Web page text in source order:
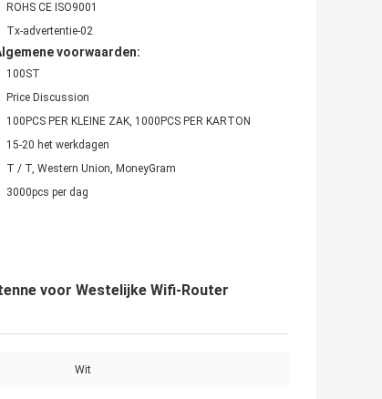
ROHS CE ISO9001
Tx-advertentie-02
voorwaarden:
100ST
Price Discussion
100PCS PER KLEINE ZAK, 1000PCS PER KARTON
15-20 het werkdagen
T / T, Western Union, MoneyGram
3000pcs per dag
voor Westelijke Wifi-Router
Wit